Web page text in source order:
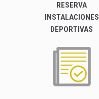
RESERVA
INSTALACIONES
DEPORTIVAS